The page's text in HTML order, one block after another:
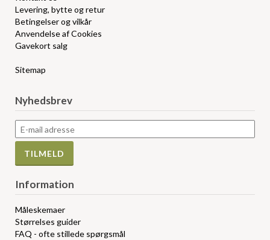
Levering, bytte og retur
Betingelser og vilkår
Anvendelse af Cookies
Gavekort salg
Sitemap
Nyhedsbrev
Information
Måleskemaer
Størrelses guider
FAQ - ofte stillede spørgsmål